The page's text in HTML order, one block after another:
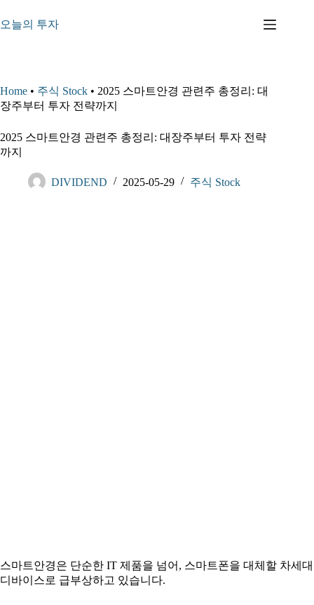
문
뛰
기
오늘의 투자
Home • 주식 Stock • 2025 스마트안경 관련주 총정리: 대
장주부터 투자 전략까지
2025 스마트안경 관련주 총정리: 대장주부터 투자 전략
까지
DIVIDEND 2025-05-29 주식 Stock
스마트안경은 단순한 IT 제품을 넘어, 스마트폰을 대체할 차세대
디바이스로 급부상하고 있습니다.